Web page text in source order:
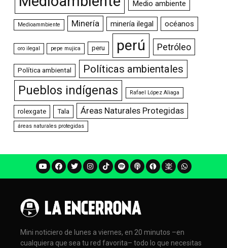
Medio ambiente
Medioammbiente Minería minería ilegal océanos
oro ilegal pepe mujica peru perú Petróleo
Política ambiental Políticas ambientales
Pueblos indígenas Rafael López Aliaga
rolexgate Tala Áreas Naturales Protegidas
áreas naturales protegidas
Mini noticiero de lunes a viernes, en 20 minutos –en
cualquiera que sea tu red favorita– todo lo que necesitas